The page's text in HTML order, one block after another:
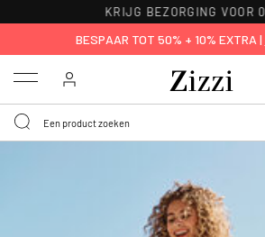
KRIJG BEZORGING VOOR
BESPAAR TOT 50% + 10% EXTRA |
Menu